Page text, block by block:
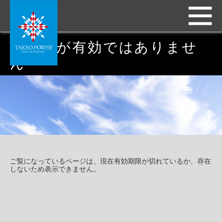
ページが有効ではありませ
ん
ご覧になっているページは、現在有効期限が切れているか、存在
しないため表示できません。